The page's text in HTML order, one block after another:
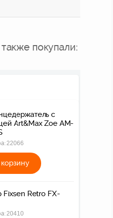
покупали:
с
Art&Max Zoe AM-
22066
Fixsen Retro FX-
20410